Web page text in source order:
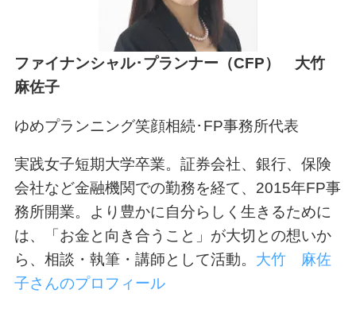
ファイナンシャル･プランナー （CFP）
大竹
麻佐子
ゆめプランニング笑顔相続･FP事務所代表
実践女子短期大学卒業。証券会社、銀行、保険
会社など金融機関での勤務を経て、2015年FP事
務所開業。より豊かに自分らしく生きるために
は、「お金と向き合うこと」が大切との想いか
ら、相談・執筆・講師として活動。 大竹 麻佐
子さんのプロフィール